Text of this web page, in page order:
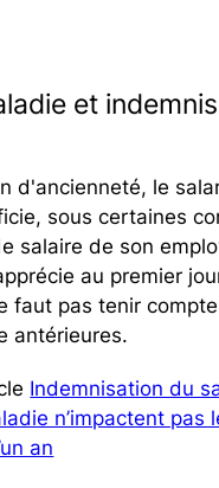
et
d'ancienneté, le
sous certaines
salaire de son
au premier
faut pas tenir
antérieures.
Indemnisation du
n’impactent pas
an